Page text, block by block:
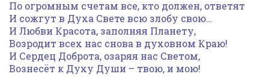
По огромным счетам все, кто должен, ответят
И сожгут в Духа Свете всю злобу свою…
И Любви Красота, заполняя Планету,
Возродит всех нас снова в духовном Краю!
И Сердец Доброта, озаряя нас Светом,
Вознесёт к Духу Души – твою, и мою!